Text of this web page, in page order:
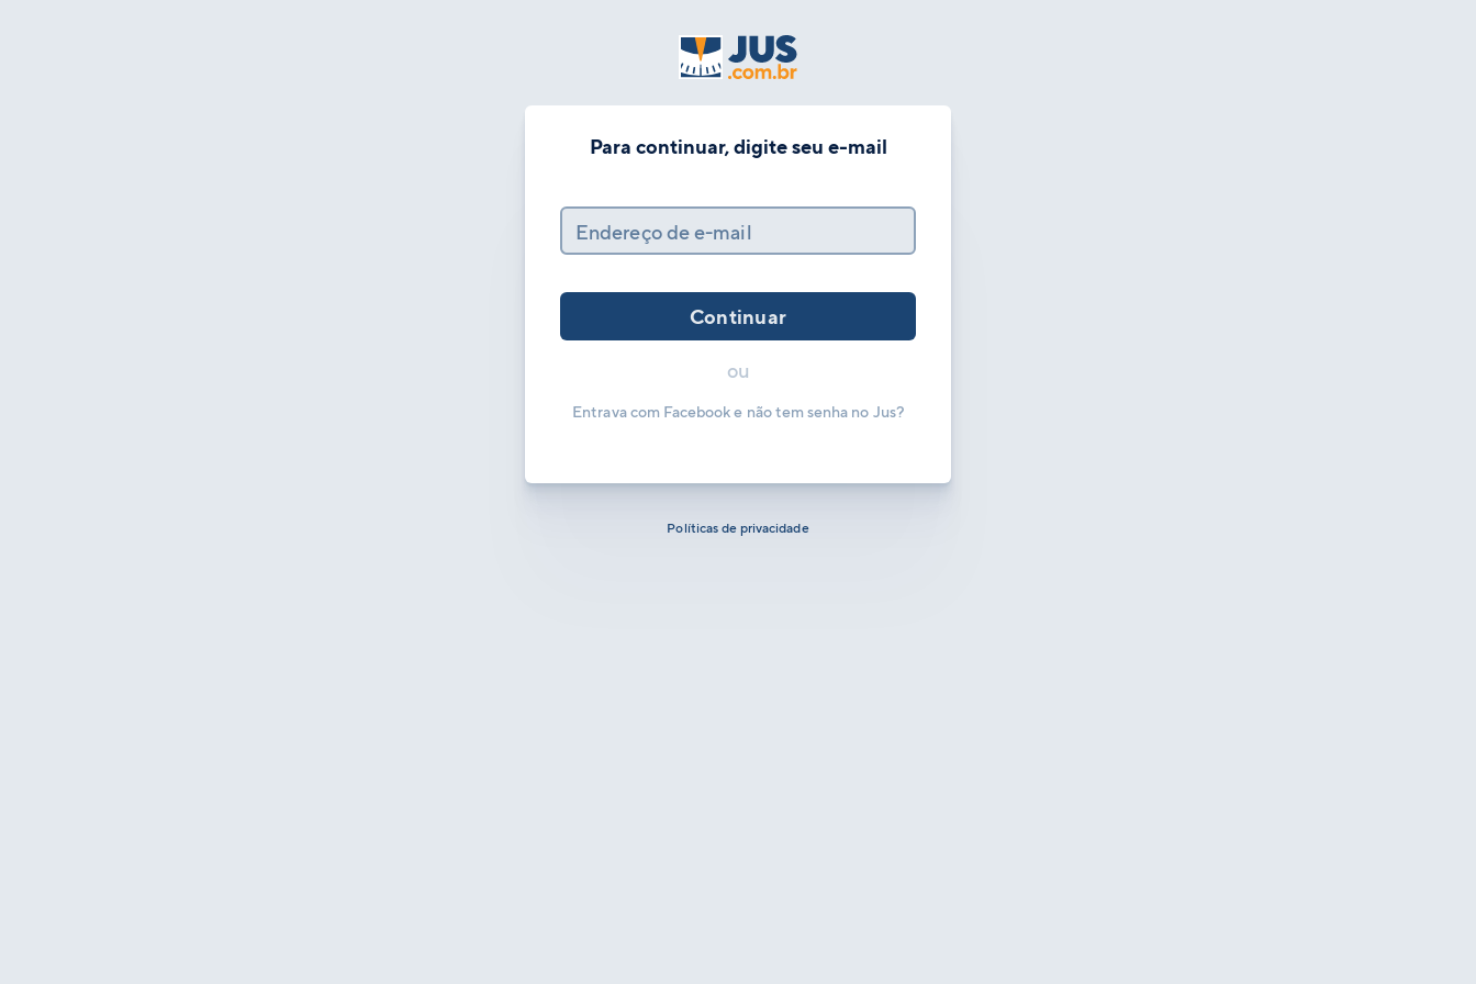
Para continuar, digite seu e-mail
Endereço de e-mail
Continuar
ou
Entrava com Facebook e não tem senha no Jus?
Políticas de privacidade